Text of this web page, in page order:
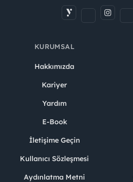
KURUMSAL
Hakkımızda
Kariyer
Yardım
E-Book
İletişime Geçin
Kullanıcı Sözleşmesi
Aydınlatma Metni